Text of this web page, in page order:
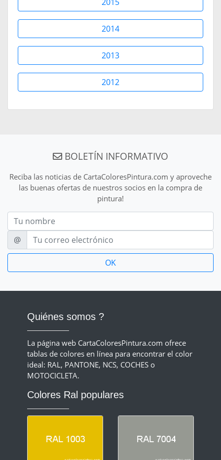
2014
2013
2012
BOLETÍN INFORMATIVO
Reciba las noticias de CartaColoresPintura.com y aproveche
las buenas ofertas de nuestros socios en la compra de
pintura!
Nom
E-mail
@
Quiénes somos ?
La página web CartaColoresPintura.com ofrece
tablas de colores en línea para encontrar el color
ideal: RAL, PANTONE, NCS, COCHES o
MOTOCICLETA.
Colores Ral populares